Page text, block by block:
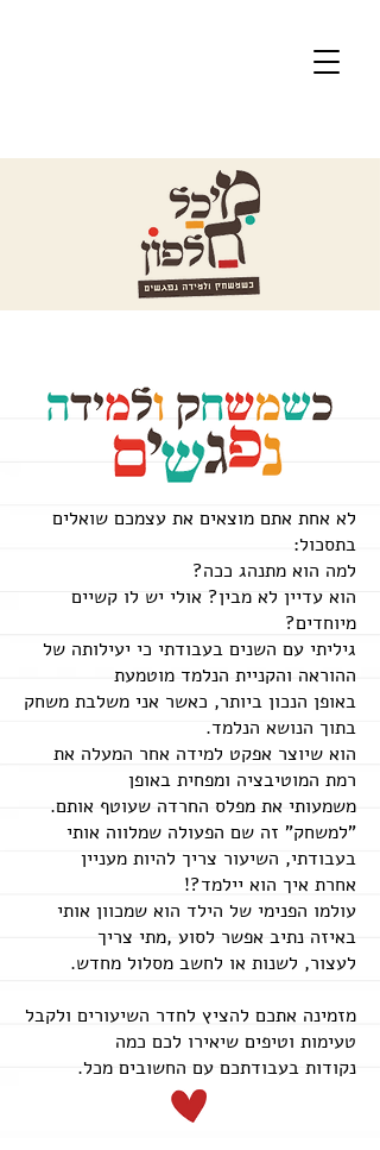
לא אחת אתם מוצאים את עצמכם שואלים
בתסכול:
למה הוא מתנהג ככה?
הוא עדיין לא מבין? אולי יש לו קשיים
מיוחדים?
גיליתי עם השנים בעבודתי כי יעילותה של
ההוראה והקניית הנלמד מוטמעת
באופן הנכון ביותר, כאשר אני משלבת משחק
בתוך הנושא הנלמד.
הוא שיוצר אפקט למידה אחר המעלה את
רמת המוטיבציה ומפחית באופן
משמעותי את מפלס החרדה שעוטף אותם.
"למשחק" זה שם הפעולה שמלווה אותי
בעבודתי, השיעור צריך להיות מעניין
אחרת איך הוא יילמד?!
עולמו הפנימי של הילד הוא שמכוון אותי
באיזה נתיב אפשר לסוע ,מתי צריך
לעצור, לשנות או לחשב מסלול מחדש.
מזמינה אתכם להציץ לחדר השיעורים ולקבל
טעימות וטיפים שיאירו לכם כמה
נקודות בעבודתכם עם החשובים מכל.